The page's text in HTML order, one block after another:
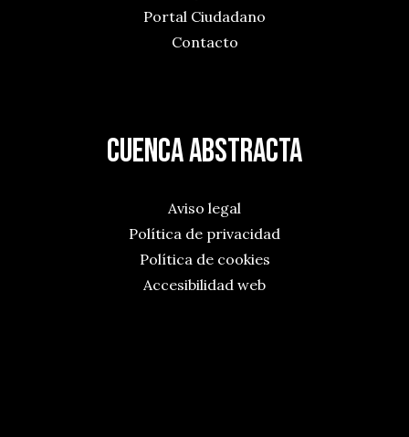
Portal Ciudadano
Contacto
Cuenca Abstracta
Aviso legal
Política de privacidad
Política de cookies
Accesibilidad web